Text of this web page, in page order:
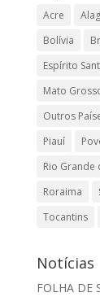
Acre
Bolívia
Espírito
Mato
Outros
Piauí
Rio Grande
Roraima
Tocantins
Notícias
FOLHA DE